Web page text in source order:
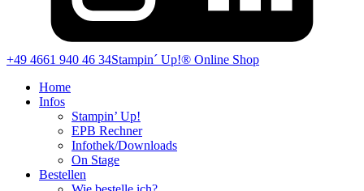
+49 4661 940 46 34Stampin´ Up!® Online Shop
Home
Infos
Stampin’ Up!
EPB Rechner
Infothek/Downloads
On Stage
Bestellen